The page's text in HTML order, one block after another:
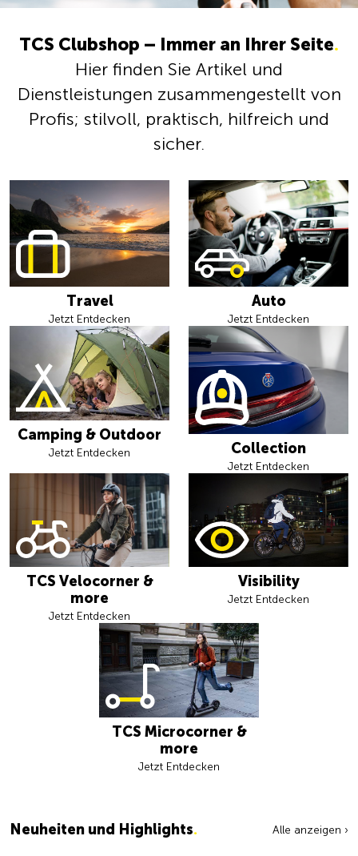
TCS Clubshop – Immer an Ihrer Seite.
Hier finden Sie Artikel und
Dienstleistungen zusammengestellt von
Profis; stilvoll, praktisch, hilfreich und
sicher.
Travel
Jetzt Entdecken
Auto
Jetzt Entdecken
Camping & Outdoor
Jetzt Entdecken Collection
Jetzt Entdecken
TCS Velocorner &
more
Jetzt Entdecken
Visibility
Jetzt Entdecken
TCS Microcorner &
more
Jetzt Entdecken
Neuheiten und Highlights. Alle anzeigen ›